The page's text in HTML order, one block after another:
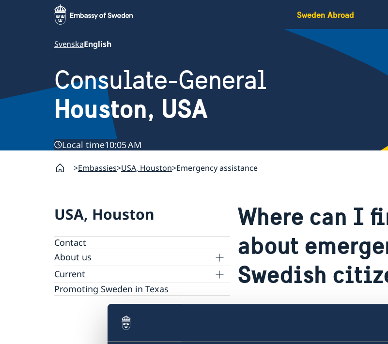
Sweden Abroad
SvenskaEnglish
Consulate-General
Houston, USA
Local time10:05 AM
Embassies USA, Houston Emergency assistance
USA, Houston
Contact
About us
Job openings
Data Protection Policy (GDPR)
Current
Vote in Texas
Calendar
Promoting Sweden in Texas
Where can I
about
Swedish
Information regarding emergency